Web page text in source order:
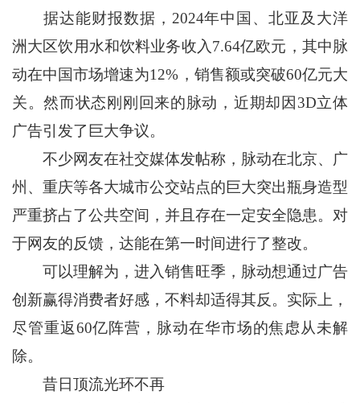
据达能财报数据，2024年中国、北亚及大洋
洲大区饮用水和饮料业务收入7.64亿欧元，其中脉
动在中国市场增速为12%，销售额或突破60亿元大
关。然而状态刚刚回来的脉动，近期却因3D立体
广告引发了巨大争议。
不少网友在社交媒体发帖称，脉动在北京、广
州、重庆等各大城市公交站点的巨大突出瓶身造型
严重挤占了公共空间，并且存在一定安全隐患。对
于网友的反馈，达能在第一时间进行了整改。
可以理解为，进入销售旺季，脉动想通过广告
创新赢得消费者好感，不料却适得其反。实际上，
尽管重返60亿阵营，脉动在华市场的焦虑从未解
除。
昔日顶流光环不再